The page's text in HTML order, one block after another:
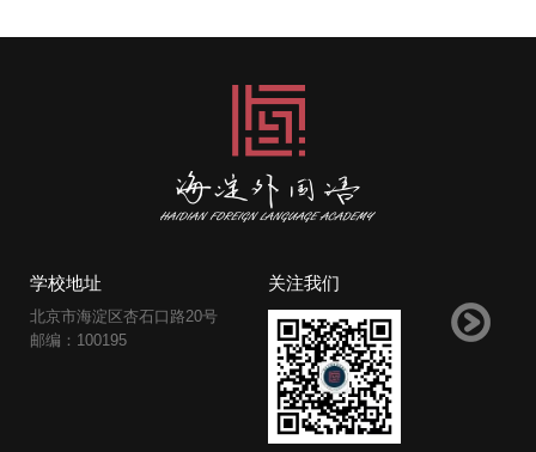
学校地址
北京市海淀区杏石口路20号
邮编：100195
关注我们